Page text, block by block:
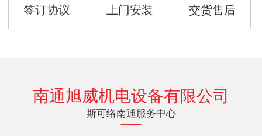
签订协议 上门安装 交货售后
南通旭威机电设备有限公司
斯可络南通服务中心